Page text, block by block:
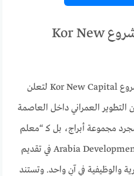
التصميم المعماري في مشروع Kor New
جاءت التصميمات المعمارية في مشروع Kor New Capital لتعلن
العمراني داخل العاصمة
مجموعة أبراج، بل كـ “معلم
معماري” متكامل يعكس رؤية Arabia Developments في تقديم
والوظيفية في آنٍ واحد. وتستند